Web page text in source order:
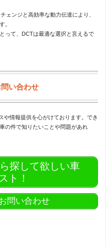
ェンジと高効率な動力伝達により、
。
って、DCTは最適な選択と言えるで
い合わせ
や情報提供を心がけております。でき
の件で知りたいことや問題があれ
探して欲しい車
ト！
問い合わせ